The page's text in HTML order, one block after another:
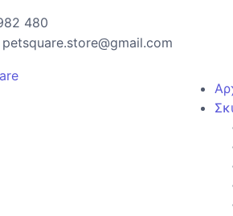
480
petsquare.store@gmail.com